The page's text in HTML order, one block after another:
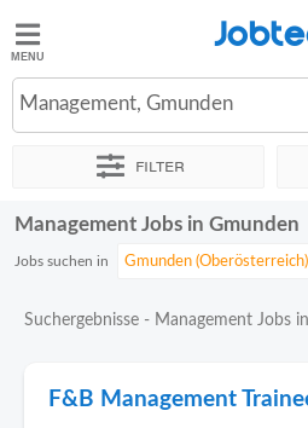
Jobted
Jobs
Management, Gmunden
Filter
Sortieren nach Genauer Standort
Management Jobs in Gmunden
Jobs suchen in
Suchergebnisse - Management Jobs
F&B Management